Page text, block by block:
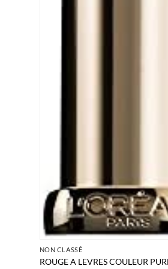
NON CLASSÉ
ROUGE A LEVRES COULEUR